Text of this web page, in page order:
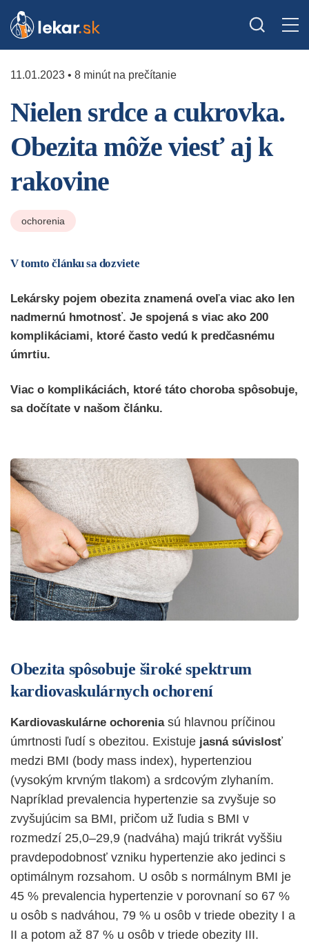
11.01.2023 • 8 minút na prečítanie
Nielen srdce a cukrovka.
Obezita môže viesť aj k
rakovine
ochorenia
V tomto článku sa dozviete
Lekársky pojem obezita znamená oveľa viac ako len
nadmernú hmotnosť. Je spojená s viac ako 200
komplikáciami, ktoré často vedú k predčasnému
úmrtiu.
Viac o komplikáciách, ktoré táto choroba spôsobuje,
sa dočítate v našom článku.
Obezita spôsobuje široké spektrum
kardiovaskulárnych ochorení
Kardiovaskulárne ochoreniasú hlavnou príčinou
úmrtnosti ľudí s obezitou. Existuje jasná súvislosť
medzi BMI (body mass index), hypertenziou
(vysokým krvným tlakom) a srdcovým zlyhaním.
Napríklad prevalencia hypertenzie sa zvyšuje so
zvyšujúcim sa BMI, pričom už ľudia s BMI v
rozmedzí 25,0–29,9 (nadváha) majú trikrát vyššiu
pravdepodobnosť vzniku hypertenzie ako jedinci s
optimálnym rozsahom. U osôb s normálnym BMI je
45 % prevalencia hypertenzie v porovnaní so 67 %
u osôb s nadváhou, 79 % u osôb v triede obezity I a
II a potom až 87 % u osôb v triede obezity III.